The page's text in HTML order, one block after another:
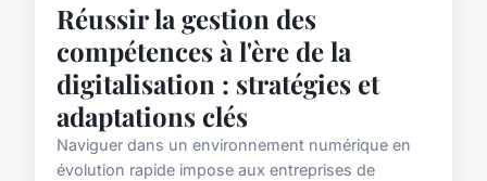
Réussir la gestion des
compétences à l'ère de la
digitalisation : stratégies et
adaptations clés
Naviguer dans un environnement numérique en
évolution rapide impose aux entreprises de